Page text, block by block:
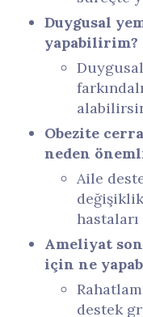
Duygusal
yapabilirim?
Obezite
neden
Aile
Ameliyat
için ne
destek